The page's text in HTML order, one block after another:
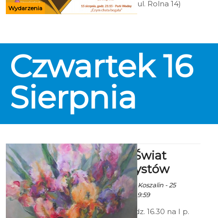
Wydarzenia
Wodny Koszalin (ul. Rolna 14)
Wstęp wolny
Czwartek 16
Sierpnia
Wystawa: Świat
oczami artystów
Ala za Urząd Miejski Koszalin - 25
Czerwca 2018 godz. 9:59
26 czerwca o godz. 16.30 na I p.